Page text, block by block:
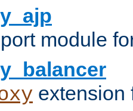
module
extension